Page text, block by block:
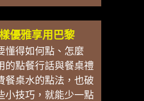
優雅享用巴黎
懂得如何點、怎麼
的點餐行話與餐桌禮
餐桌水的點法，也破
小技巧，就能少一點